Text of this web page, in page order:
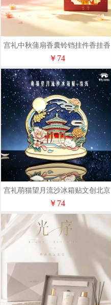
宫礼中秋蒲扇香囊铃铛挂件香挂香
包随身佩戴礼物中秋送礼
￥74
宫礼萌猫望月流沙冰箱贴文创北京
纪念品小礼物伴手礼
￥74